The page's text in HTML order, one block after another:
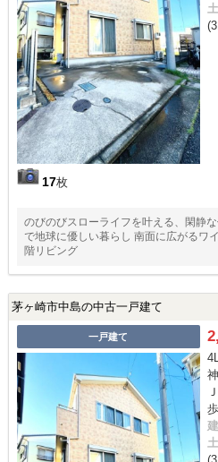
17枚
のびのびスローライフを叶える、閑静
で地球に優しい暮らし 南面に広がるワ
階リビング
茅ヶ崎市中島の中古一戸建て
一戸建て